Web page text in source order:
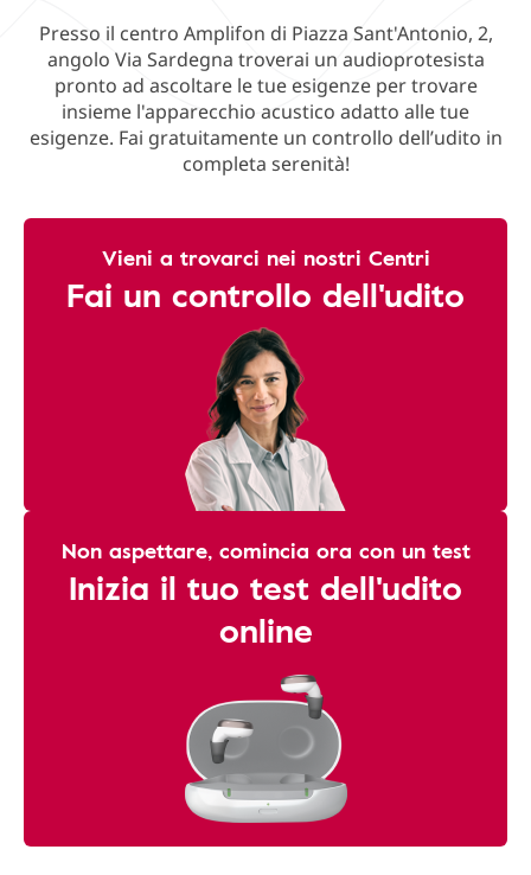
Presso il centro Amplifon di Piazza Sant'Antonio, 2,
angolo Via Sardegna troverai un audioprotesista
pronto ad ascoltare le tue esigenze per trovare
insieme l'apparecchio acustico adatto alle tue
esigenze. Fai gratuitamente un controllo dell’udito in
completa serenità!
Vieni a trovarci nei nostri Centri
Fai un controllo dell'udito
Non aspettare, comincia ora con un test
Inizia il tuo test dell'udito
online